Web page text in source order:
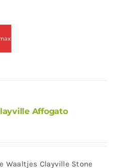
Affogato
Waaltjes Clayville Stone